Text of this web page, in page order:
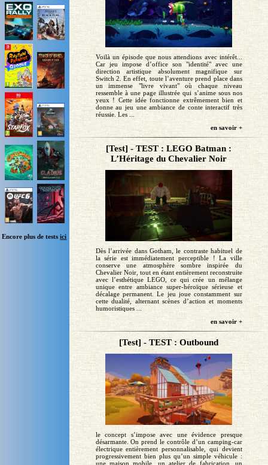
Encore plus de testsici
Voilà un épisode que nous attendions avec intérêt...
Car jeu impose d’office son "identité" avec une
direction artistique absolument magnifique sur
Switch 2. En effet, toute l’aventure prend place dans
un immense "livre vivant" où chaque niveau
ressemble à une page illustrée qui s’anime sous nos
yeux ! Cette idée fonctionne extrêmement bien et
donne au jeu une ambiance de conte interactif très
réussie. Les ...
en savoir +
[Test] - TEST : LEGO Batman :
L’Héritage du Chevalier Noir
Dès l’arrivée dans Gotham, le contraste habituel de
la série est immédiatement perceptible ! La ville
conserve une atmosphère sombre inspirée du
Chevalier Noir, tout en étant entièrement reconstruite
avec l’esthétique LEGO, ce qui crée un mélange
unique entre ambiance super-héroïque sérieuse et
décalage permanent. Le jeu joue constamment sur
cette dualité, alternant scènes d’action et moments
humoristiques ...
en savoir +
[Test] - TEST : Outbound
le concept s’impose avec une évidence presque
désarmante. On prend le contrôle d’un camping-car
électrique entièrement personnalisable, qui devient
progressivement bien plus qu’un simple véhicule :
une maison mobile, un atelier de fabrication, un